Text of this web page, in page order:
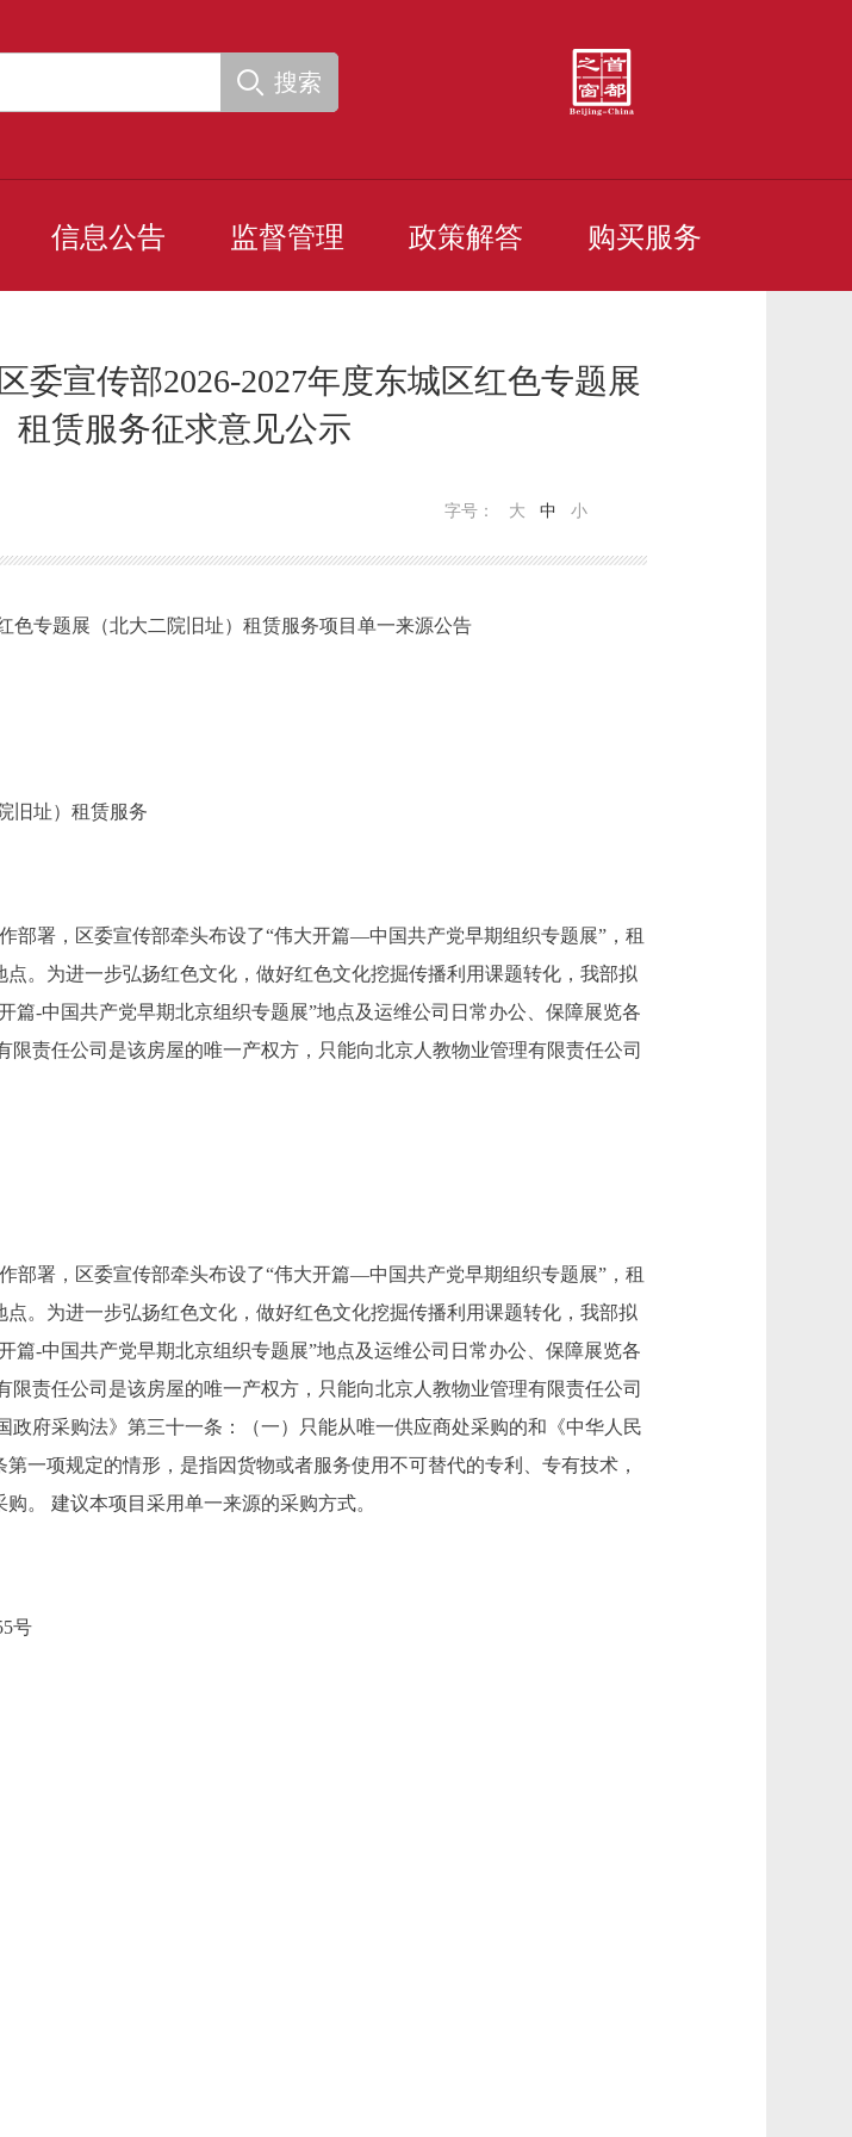
搜索
信息公告 监督管理 政策解答 购买服务
委宣传部2026-2027年度东城区红色专题展
租赁服务征求意见公示
字号： 大 中 小
色专题展（北大二院旧址）租赁服务项目单一来源公告
旧址）租赁服务
部署，区委宣传部牵头布设了“伟大开篇—中国共产党早期组织专题展”，租
。为进一步弘扬红色文化，做好红色文化挖掘传播利用课题转化，我部拟
-中国共产党早期北京组织专题展”地点及运维公司日常办公、保障展览各
责任公司是该房屋的唯一产权方，只能向北京人教物业管理有限责任公司
部署，区委宣传部牵头布设了“伟大开篇—中国共产党早期组织专题展”，租
。为进一步弘扬红色文化，做好红色文化挖掘传播利用课题转化，我部拟
-中国共产党早期北京组织专题展”地点及运维公司日常办公、保障展览各
责任公司是该房屋的唯一产权方，只能向北京人教物业管理有限责任公司
府采购法》第三十一条：（一）只能从唯一供应商处采购的和《中华人民
一项规定的情形，是指因货物或者服务使用不可替代的专利、专有技术，
。 建议本项目采用单一来源的采购方式。
号